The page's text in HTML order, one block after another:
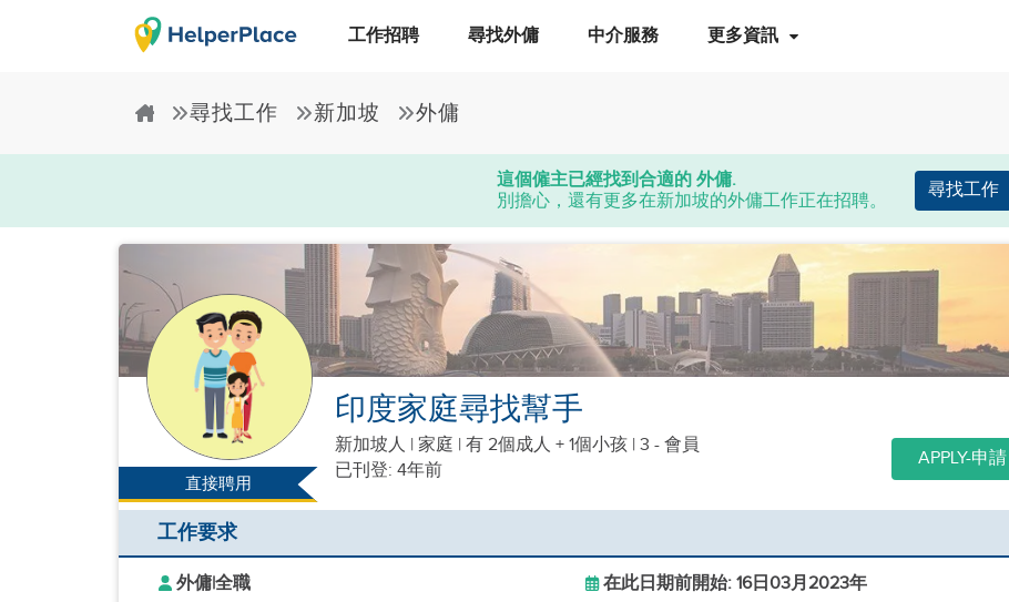
工作招聘 尋找外傭 中介服務 更多資訊
尋找工作 新加坡 外傭
這個僱主已經找到合適的 外傭.
別擔心，還有更多在新加坡的外傭工作正在招聘。
尋找工作
直接聘用
印度家庭尋找幫手
新加坡人 | 家庭 | 有 2個成人 + 1個小孩 | 3 - 會員
已刊登: 4年前
APPLY-申請
工作要求
外傭|全職
在此日期前開始: 16日03月2023年